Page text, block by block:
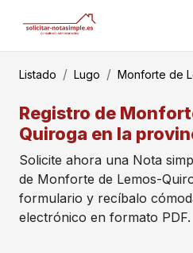
Listado Lugo Monforte de
Registro de
Quiroga en la
Solicite ahora una Nota
de Monforte de Lemos-
formulario y recíbalo
electrónico en formato PDF.